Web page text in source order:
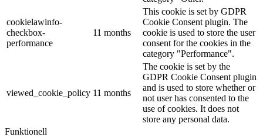
cookielawinfo-
checkbox-
performance
11 months
This cookie is set by GDPR
Cookie Consent plugin. The
cookie is used to store the user
consent for the cookies in the
category "Performance".
viewed_cookie_policy 11 months
The cookie is set by the
GDPR Cookie Consent plugin
and is used to store whether or
not user has consented to the
use of cookies. It does not
store any personal data.
Funktionell